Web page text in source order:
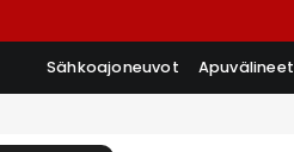
Sähkoajoneuvot Apuvälineet